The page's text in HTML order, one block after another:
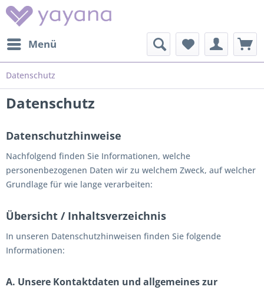
Menü
Datenschutz
Datenschutz
Datenschutzhinweise
Nachfolgend finden Sie Informationen, welche
personenbezogenen Daten wir zu welchem Zweck, auf welcher
Grundlage für wie lange verarbeiten:
Übersicht / Inhaltsverzeichnis
In unseren Datenschutzhinweisen finden Sie folgende
Informationen:
A. Unsere Kontaktdaten und allgemeines zur